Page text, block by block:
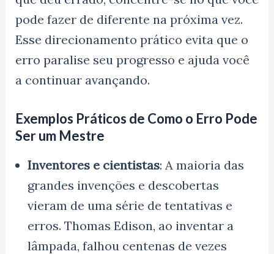
pode fazer de diferente na próxima vez.
Esse direcionamento prático evita que o
erro paralise seu progresso e ajuda você
a continuar avançando.
Exemplos Práticos de Como o Erro Pode
Ser um Mestre
Inventores e cientistas: A maioria das
grandes invenções e descobertas
vieram de uma série de tentativas e
erros. Thomas Edison, ao inventar a
lâmpada, falhou centenas de vezes